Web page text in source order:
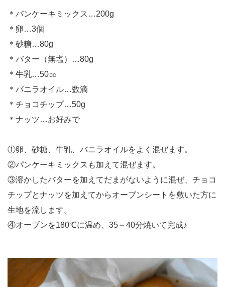
＊パンケーキミックス…200g
＊卵…3個
＊砂糖…80g
＊バター（無塩）…80g
＊牛乳…50㏄
＊バニラオイル…数滴
＊チョコチップ…50g
＊ナッツ…お好みで
①卵、砂糖、牛乳、バニラオイルをよく混ぜます。
②パンケーキミックスも加えて混ぜます。
③溶かしたバターを加えてだまがないように混ぜ、チョコ
チップとナッツを加えてからオーブンシートを敷いた方に
生地を流します。
④オーブンを180℃に温め、35～40分焼いて完成♪